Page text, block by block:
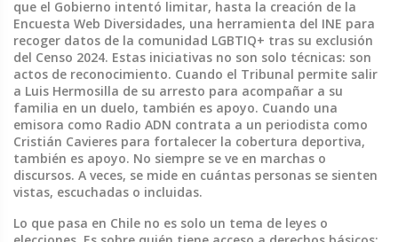
que el Gobierno intentó limitar, hasta la creación de la
Encuesta Web Diversidades, una herramienta del INE para
recoger datos de la comunidad LGBTIQ+ tras su exclusión
del Censo 2024. Estas iniciativas no son solo técnicas: son
actos de reconocimiento. Cuando el Tribunal permite salir
a Luis Hermosilla de su arresto para acompañar a su
familia en un duelo, también es apoyo. Cuando una
emisora como Radio ADN contrata a un periodista como
Cristián Cavieres para fortalecer la cobertura deportiva,
también es apoyo. No siempre se ve en marchas o
discursos. A veces, se mide en cuántas personas se sienten
vistas, escuchadas o incluidas.
Lo que pasa en Chile no es solo un tema de leyes o